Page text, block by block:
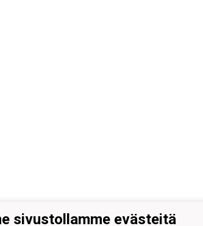
sivustollamme evästeitä